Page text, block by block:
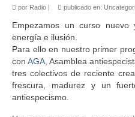
por Radio | publicado en:
Empezamos un curso
energía e ilusión.
Para ello en nuestro primer
con AGA , Asamblea
tres colectivos de reciente
frescura, madurez y un
antiespecismo.